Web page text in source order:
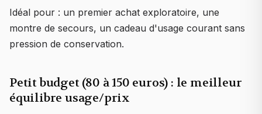
Idéal pour : un premier achat exploratoire, une
montre de secours, un cadeau d'usage courant sans
pression de conservation.
Petit budget (80 à 150 euros) : le meilleur
équilibre usage/prix